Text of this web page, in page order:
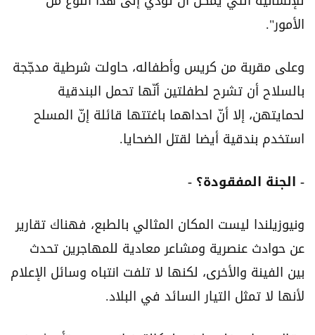
الأمور".
وعلى مقربة من كريس وأطفاله، حاولت شرطية مدجّجة
بالسلاح أن تشرح لطفلتين أنّها تحمل البندقية
لحمايتهن، إلا أنّ احداهما باغتتها قائلة إنّ المسلح
استخدم بندقية أيضا لقتل الضحايا.
- الجنة المفقودة؟ -
ونيوزيلندا ليست المكان المثالي بالطبع، فهناك تقارير
عن حوادث عنصرية ومشاعر معادية للمهاجرين تحدث
بين الفينة والأخرى، لكنها لا تلفت انتباه وسائل الإعلام
لأنها لا تمثل التيار السائد في البلاد.